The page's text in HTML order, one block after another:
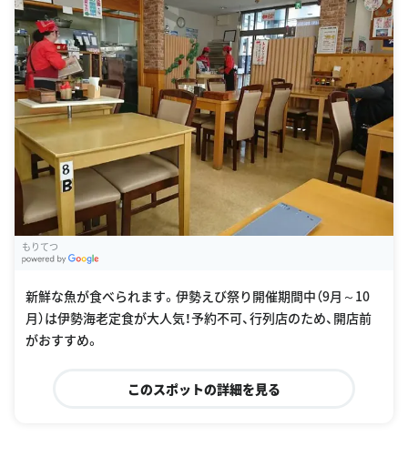
もりてつ
新鮮な魚が食べられます。伊勢えび祭り開催期間中（9月～10
月）は伊勢海老定食が大人気！予約不可、行列店のため、開店前
がおすすめ。
このスポットの詳細を見る